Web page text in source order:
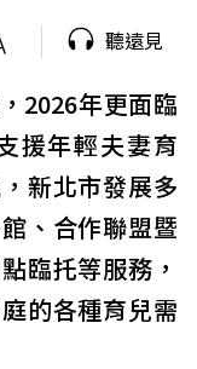
聽遠見
2026年更面臨
援年輕夫妻育
新北市發展多
、合作聯盟暨
臨托等服務，
的各種育兒需